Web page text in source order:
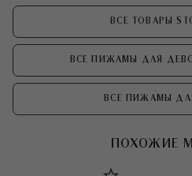
ВСЕ ТОВАРЫ
ВСЕ ПИЖАМЫ ДЛЯ
ВСЕ ПИЖАМЫ
ПОХОЖИЕ